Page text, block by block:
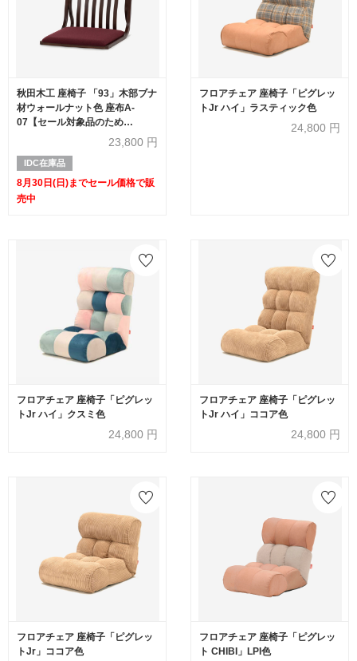
秋田木工 座椅子 「93」木部ブナ
材ウォールナット色 座布A-
07【セール対象品のため
23,800 円
IDC在庫品
8月30日(日)までセール価格で販
売中
フロアチェア 座椅子「ピグレッ
トJr ハイ」ラスティック色
24,800 円
フロアチェア 座椅子「ピグレッ
トJr ハイ」クスミ色
24,800 円
フロアチェア 座椅子「ピグレッ
トJr ハイ」ココア色
24,800 円
フロアチェア 座椅子「ピグレッ
トJr」ココア色
フロアチェア 座椅子「ピグレッ
ト CHIBI」LPI色